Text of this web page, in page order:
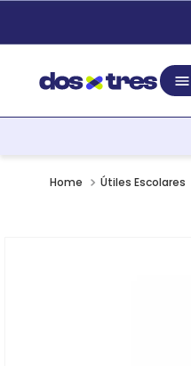
Útiles Escolares